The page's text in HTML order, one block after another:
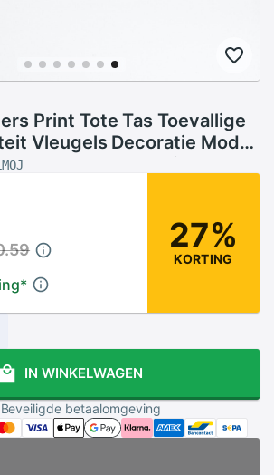
Print Tote Tas Toevallige
Vleugels Decoratie Mode
Met Rits
*
27%
KORTING
IN WINKELWAGEN
Beveiligde betaalomgeving